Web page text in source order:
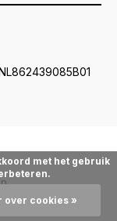
met het gebruik
over cookies »